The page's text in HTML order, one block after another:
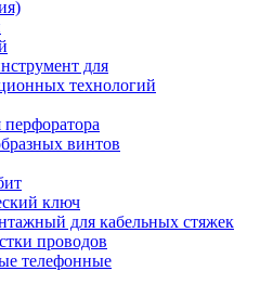
для
технологий
винтов
ключ
для кабельных стяжек
проводов
телефонные